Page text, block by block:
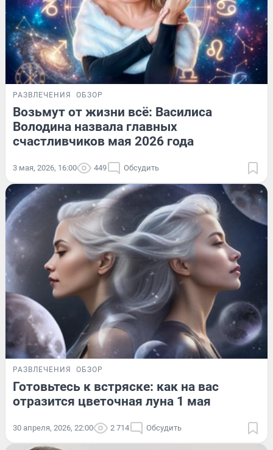
РАЗВЛЕЧЕНИЯ ОБЗОР
Возьмут от жизни всё: Василиса
Володина назвала главных
счастливчиков мая 2026 года
3 мая, 2026, 16:00 449 Обсудить
РАЗВЛЕЧЕНИЯ ОБЗОР
Готовьтесь к встряске: как на вас
отразится цветочная луна 1 мая
30 апреля, 2026, 22:00 2 714 Обсудить